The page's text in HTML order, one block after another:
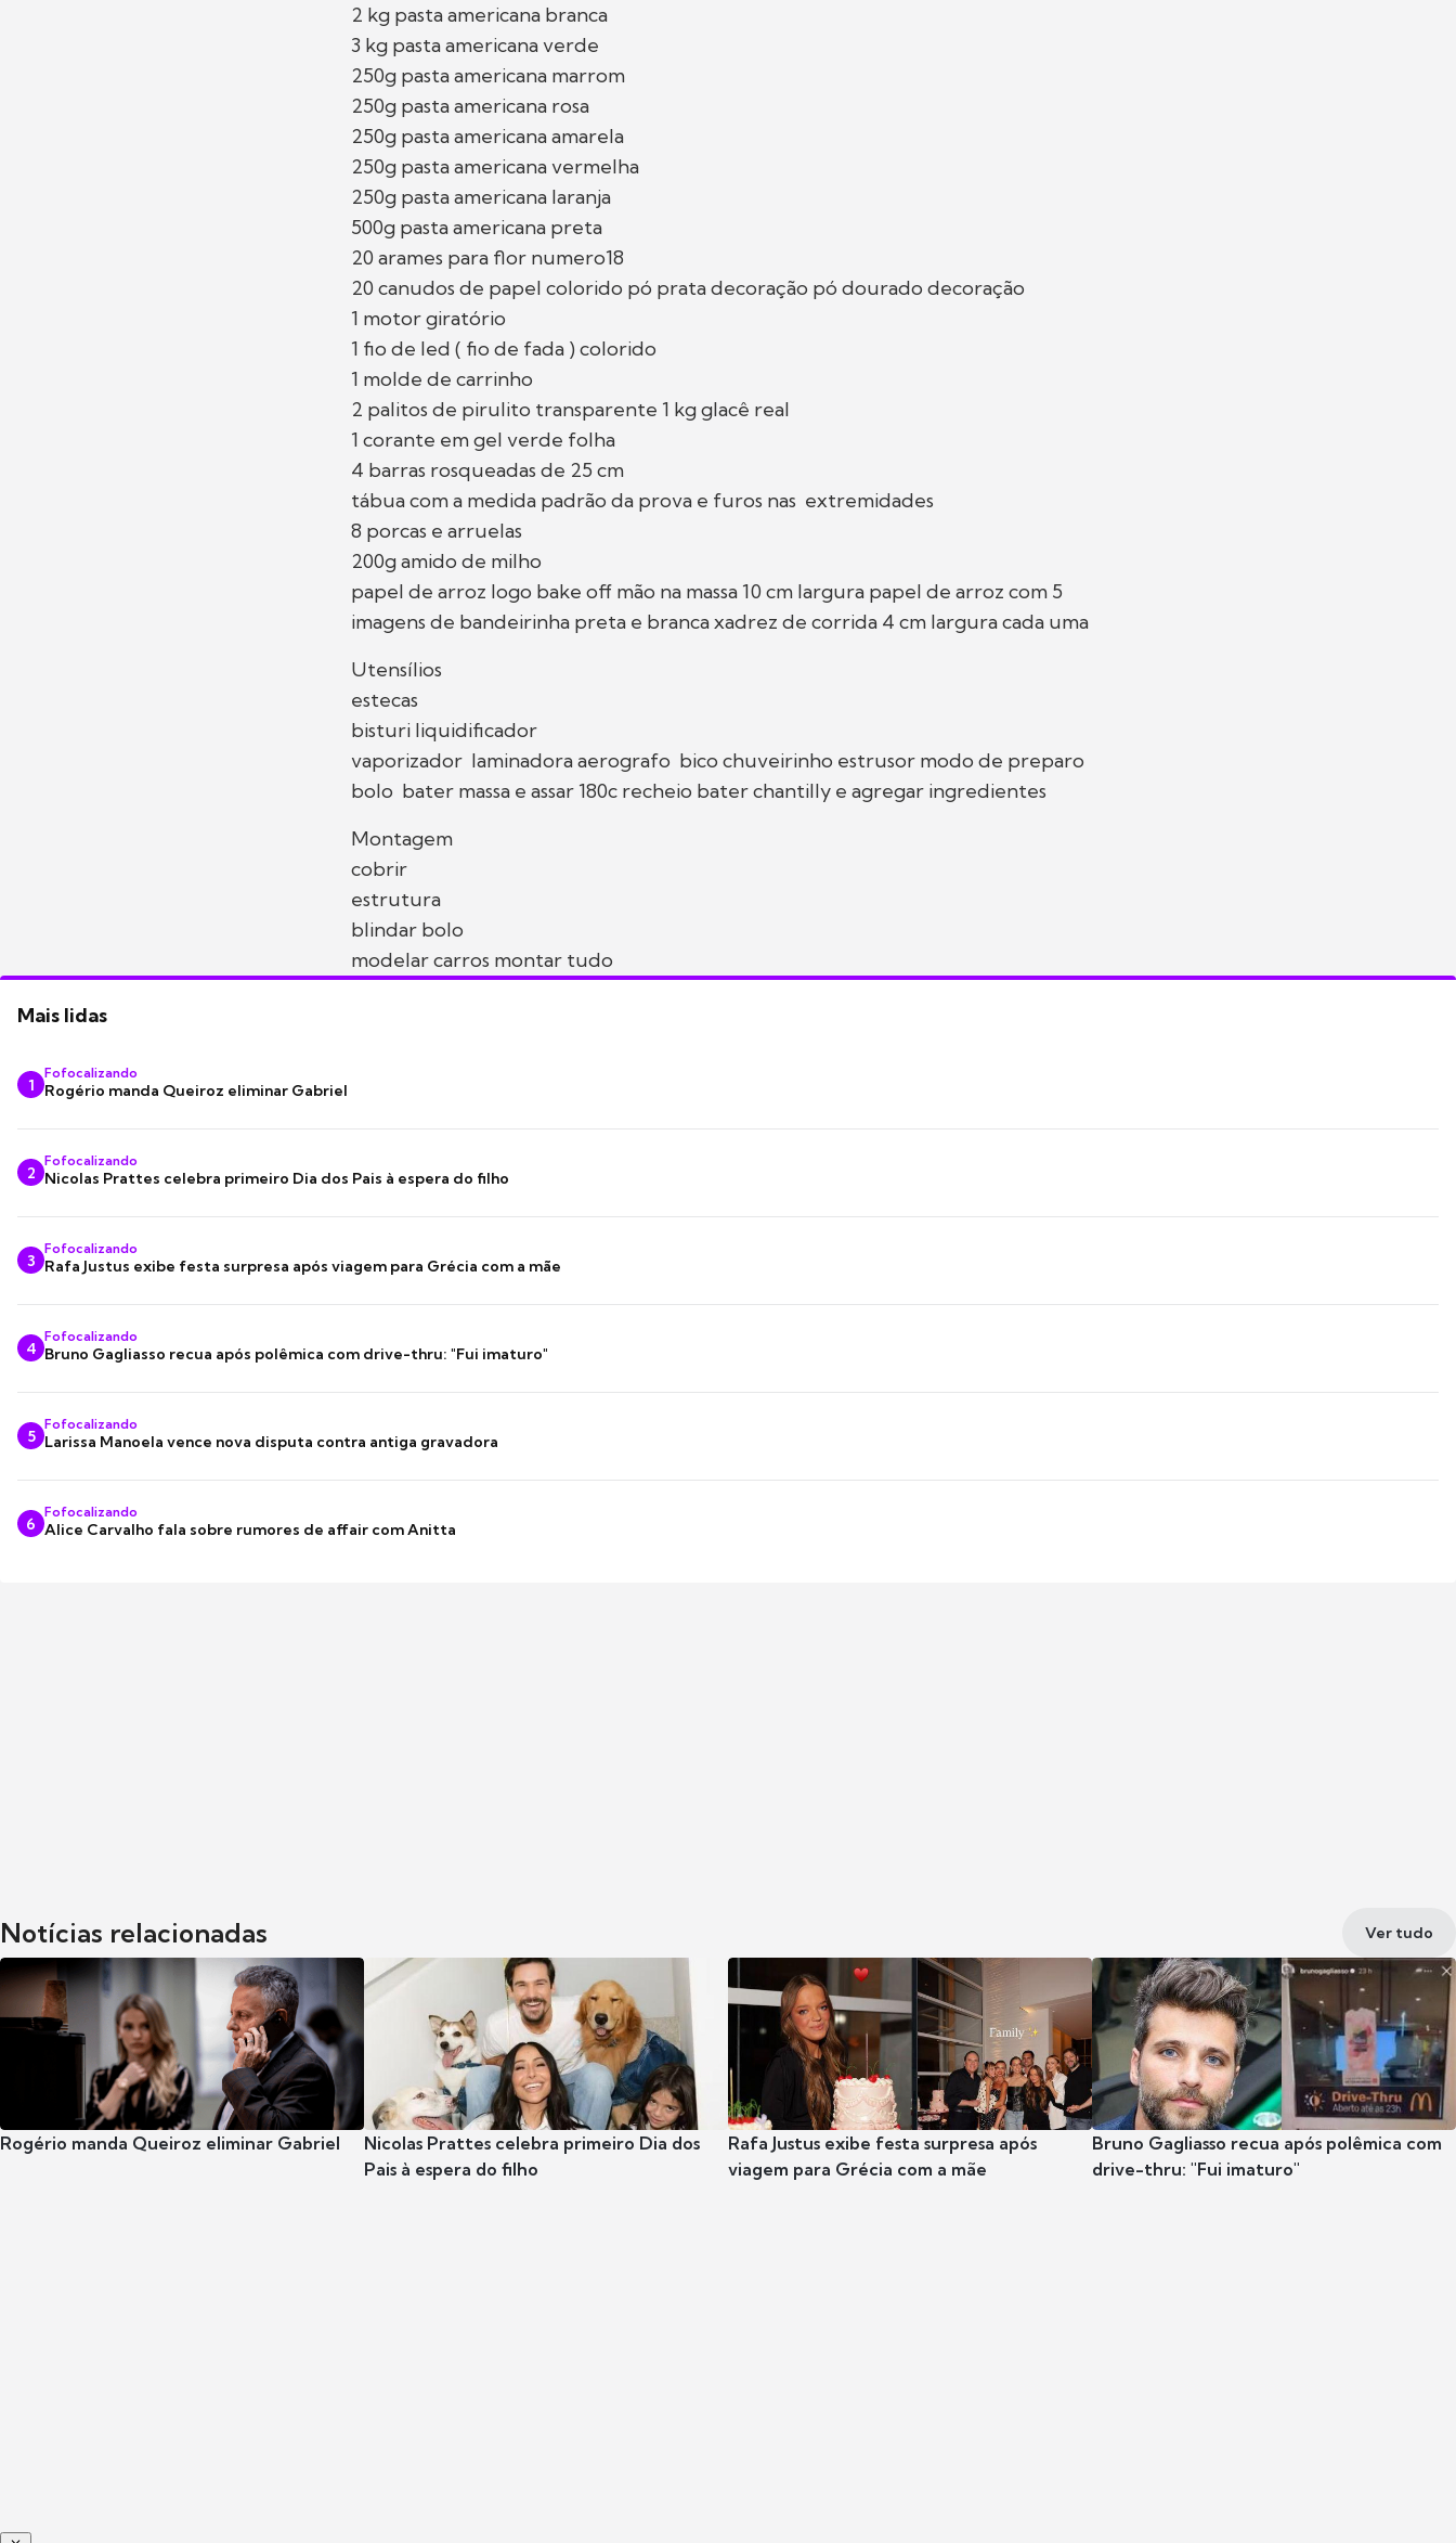
2 kg pasta americana branca
3 kg pasta americana verde
250g pasta americana marrom
250g pasta americana rosa
250g pasta americana amarela
250g pasta americana vermelha
250g pasta americana laranja
500g pasta americana preta
20 arames para flor numero18
20 canudos de papel colorido pó prata decoração pó dourado decoração
1 motor giratório
1 fio de led ( fio de fada ) colorido
1 molde de carrinho
2 palitos de pirulito transparente 1 kg glacê real
1 corante em gel verde folha
4 barras rosqueadas de 25 cm
tábua com a medida padrão da prova e furos nas extremidades
8 porcas e arruelas
200g amido de milho
papel de arroz logo bake off mão na massa 10 cm largura papel de arroz com 5
imagens de bandeirinha preta e branca xadrez de corrida 4 cm largura cada uma
Utensílios
estecas
bisturi liquidificador
vaporizador laminadora aerografo bico chuveirinho estrusor modo de preparo
bolo bater massa e assar 180c recheio bater chantilly e agregar ingredientes
Montagem
cobrir
estrutura
blindar bolo
modelar carros montar tudo
Mais lidas
1
Fofocalizando
Rogério manda Queiroz eliminar Gabriel
2
Fofocalizando
Nicolas Prattes celebra primeiro Dia dos Pais à espera do filho
3
Fofocalizando
Rafa Justus exibe festa surpresa após viagem para Grécia com a mãe
4
Fofocalizando
Bruno Gagliasso recua após polêmica com drive-thru: "Fui imaturo"
5
Fofocalizando
Larissa Manoela vence nova disputa contra antiga gravadora
6
Fofocalizando
Alice Carvalho fala sobre rumores de affair com Anitta
Notícias relacionadas Ver tudo
Rogério manda Queiroz eliminar Gabriel
Nicolas Prattes celebra primeiro Dia dos
Pais à espera do filho
Rafa Justus exibe festa surpresa após
viagem para Grécia com a mãe
Bruno Gagliasso recua após polêmica com
drive-thru: "Fui imaturo"